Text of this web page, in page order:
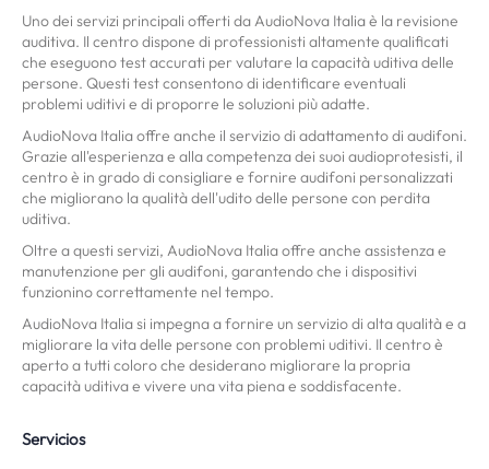
Uno dei servizi principali offerti da AudioNova Italia è la revisione
auditiva. Il centro dispone di professionisti altamente qualificati
che eseguono test accurati per valutare la capacità uditiva delle
persone. Questi test consentono di identificare eventuali
problemi uditivi e di proporre le soluzioni più adatte.
AudioNova Italia offre anche il servizio di adattamento di audifoni.
Grazie all'esperienza e alla competenza dei suoi audioprotesisti, il
centro è in grado di consigliare e fornire audifoni personalizzati
che migliorano la qualità dell'udito delle persone con perdita
uditiva.
Oltre a questi servizi, AudioNova Italia offre anche assistenza e
manutenzione per gli audifoni, garantendo che i dispositivi
funzionino correttamente nel tempo.
AudioNova Italia si impegna a fornire un servizio di alta qualità e a
migliorare la vita delle persone con problemi uditivi. Il centro è
aperto a tutti coloro che desiderano migliorare la propria
capacità uditiva e vivere una vita piena e soddisfacente.
Servicios